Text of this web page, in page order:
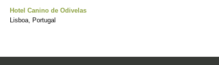
Hotel Canino de Odivelas
Lisboa, Portugal